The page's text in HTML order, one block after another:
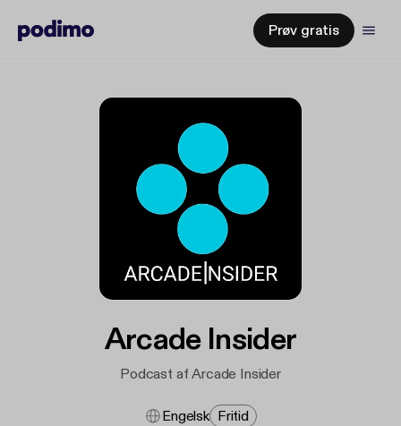
Prøv gratis
Arcade Insider
Podcast af Arcade Insider
Engelsk Fritid